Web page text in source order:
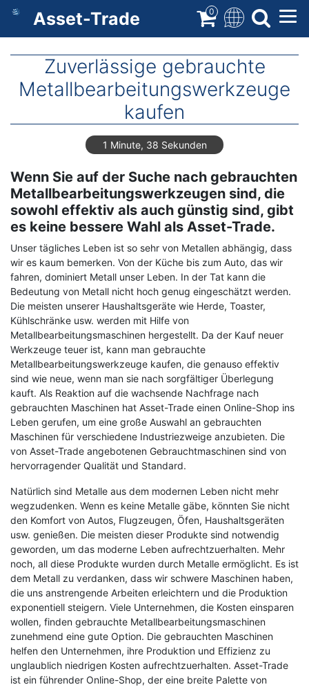
Direkt
Inhalt
Asset-Trade 0
Zuverlässige gebrauchte
Metallbearbeitungswerkzeuge
kaufen
1 Minute, 38 Sekunden
Wenn Sie auf der Suche nach gebrauchten
Metallbearbeitungswerkzeugen sind, die
sowohl effektiv als auch günstig sind, gibt
es keine bessere Wahl als Asset-Trade.
Unser tägliches Leben ist so sehr von Metallen abhängig, dass
wir es kaum bemerken. Von der Küche bis zum Auto, das wir
fahren, dominiert Metall unser Leben. In der Tat kann die
Bedeutung von Metall nicht hoch genug eingeschätzt werden.
Die meisten unserer Haushaltsgeräte wie Herde, Toaster,
Kühlschränke usw. werden mit Hilfe von
Metallbearbeitungsmaschinen hergestellt. Da der Kauf neuer
Werkzeuge teuer ist, kann man gebrauchte
Metallbearbeitungswerkzeuge kaufen, die genauso effektiv
sind wie neue, wenn man sie nach sorgfältiger Überlegung
kauft. Als Reaktion auf die wachsende Nachfrage nach
gebrauchten Maschinen hat Asset-Trade einen Online-Shop ins
Leben gerufen, um eine große Auswahl an gebrauchten
Maschinen für verschiedene Industriezweige anzubieten. Die
von Asset-Trade angebotenen Gebrauchtmaschinen sind von
hervorragender Qualität und Standard.
Natürlich sind Metalle aus dem modernen Leben nicht mehr
wegzudenken. Wenn es keine Metalle gäbe, könnten Sie nicht
den Komfort von Autos, Flugzeugen, Öfen, Haushaltsgeräten
usw. genießen. Die meisten dieser Produkte sind notwendig
geworden, um das moderne Leben aufrechtzuerhalten. Mehr
noch, all diese Produkte wurden durch Metalle ermöglicht. Es ist
dem Metall zu verdanken, dass wir schwere Maschinen haben,
die uns anstrengende Arbeiten erleichtern und die Produktion
exponentiell steigern. Viele Unternehmen, die Kosten einsparen
wollen, finden gebrauchte Metallbearbeitungsmaschinen
zunehmend eine gute Option. Die gebrauchten Maschinen
helfen den Unternehmen, ihre Produktion und Effizienz zu
unglaublich niedrigen Kosten aufrechtzuerhalten. Asset-Trade
ist ein führender Online-Shop, der eine breite Palette von